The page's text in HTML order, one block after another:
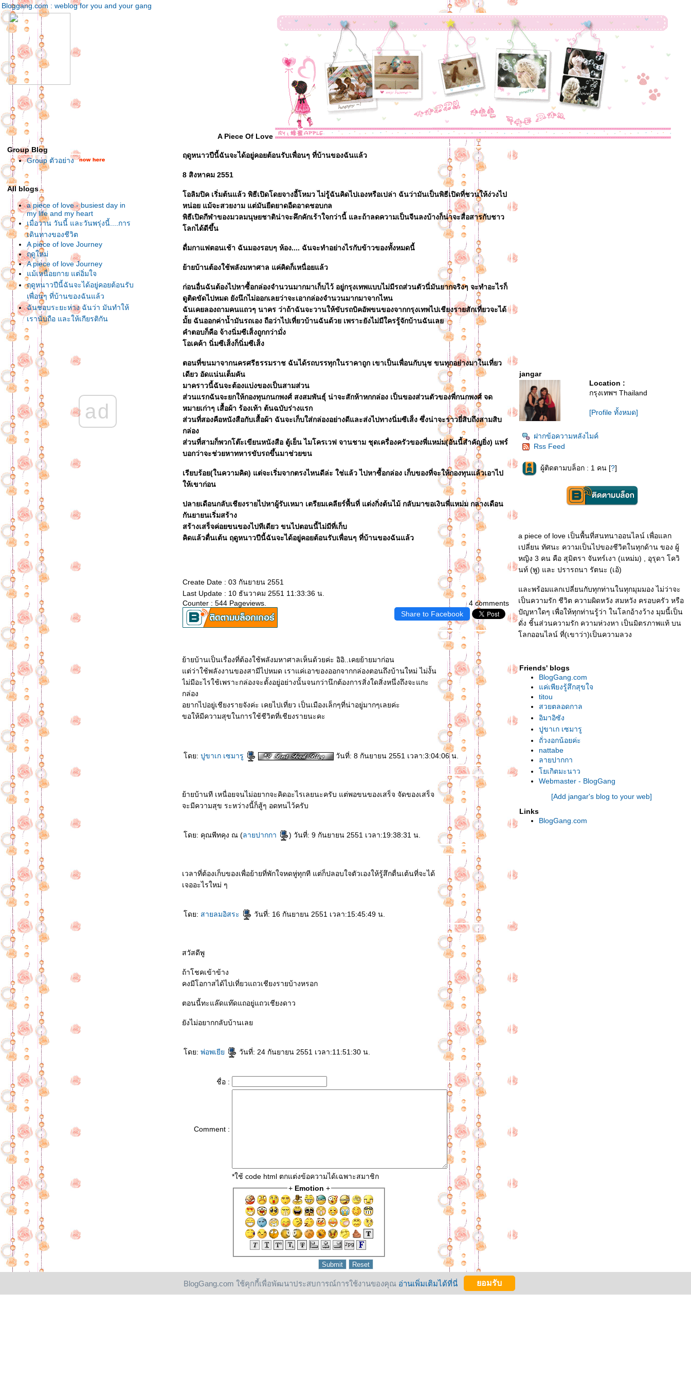
Bloggang.com : weblog for you and your gang
A Piece Of Love
Group Blog
Group ตัวอย่าง
All blogs
a piece of love - busiest day in
my life and my heart
เมื่อวาน วันนี้ และวันพรุ่งนี้....การ
เดินทางของชีวิต
A piece of love Journey
ฤดูใหม่
A piece of love Journey
ม้เหนื่อยกาย แต่อิ่มใจ
ฤดูหนาวปีนี้ฉันจะได้อยู่คอยต้อนรับ
เพื่อนๆ ที่บ้านของฉันแล้ว
ฉันชอบระยะห่าง ฉันว่า มันทำให้
เรานับถือ และให้เกียรติกัน
อยู่ที่เราต่างหาก ว่าจะเลือกรับสิ่ง
ไหน อย่างไร
สองเดือนที่ผ่านมา โลกของฉันไม่มี
ตัวหนังสือ
ล้วก็ถึงวันนี้ วันที่ฉันกลับรู้สึกว่า
ทุกสิ่งซึ่งฉันต้องการ อยู่ที่เชียงรา
บ้านของฉัน
วันแห่งความหลัง.....Chopper คัน
นั้น กับ ตัวฉันคนนี้
กะลอจิ๊ สายใยรักแผ่นดินใหญ่
มาประกวดบท (สนทนา) รัก
ออนไลน์กันเถอะ
คุณอยากรู้ไหม คนรักของคุณ เป็น
คนรักเก่าของใคร?
ลูกแม่ไหว พาไปชิม
บ้านสี่ขา
หัวใจหล่น ที่ท่าวุ้ง
ความรักของ Jewel
ผู้หญิงของใคร ผู้หญิงของจอมยุทธ์
เมื่อนักเขียนไทยพานักเขียนเทศไป
กินส้มตำ
ad
ฤดูหนาวปีนี้ฉันจะได้อยู่คอยต้อนรับเพื่อนๆ ที่บ้านของฉันแล้ว
8 สิงหาคม 2551
อลิมปิค เริ่มต้นแล้ว พิธีเปิดโดยจางอี้โหมว ไม่รู้ฉันคิดไปเองหรือเปล่า ฉันว่ามันเป็นพิธีเปิดที่ชวนให้ง่วงไป
หน่อย แม้จะสวยงาม แต่มันยืดยาดอืดอาดชอบกล
พิธีเปิดกีฬาของมวลมนุษยชาติน่าจะคึกคักเร้าใจกว่านี้ และถ้าลดความเป็นจีนลงบ้างก็น่าจะสื่อสารกับชาว
ลกได้ดีขึ้น
ดื่มกาแฟตอนเช้า ฉันมองรอบๆ ห้อง.... ฉันจะทำอย่างไรกับข้าวของทั้งหมดนี้
้ายบ้านต้องใช้พลังมหาศาล แค่คิดก็เหนื่อยแล้ว
ก่อนอื่นฉันต้องไปหาซื้อกล่องจำนวนมากมาเก็บไว้ อยู่กรุงเทพแบบไม่มีรถส่วนตัวนี่มันยากจริงๆ จะทำอะไรก็
ดูติดขัดไปหมด ยังนึกไม่ออกเลยว่าจะเอากล่องจำนวนมากมาจากไหน
ฉันเคยลองถามคนแถวๆ นาคร ว่าถ้าฉันจะวานให้ขับรถบิคอัพขนของจากกรุงเทพไปเชียงรายสักเที่ยวจะได้
มั้ย ฉันออกค่าน้ำมันรถเอง ถือว่าไปเที่ยวบ้านฉันด้วย เพราะยังไม่มีใครรู้จักบ้านฉันเล
คำตอบก็คือ จ้างนิ่มซีเส็งถูกกว่ามั่ง
อเคค้า นิ่มซีเส็งก็นิ่มซีเส็ง
ตอนที่ขนมาจากนครศรีธรรมราช ฉันได้รถบรรทุกในราคาถูก เขาเป็นเพื่อนกับนุช ขนทุกอย่างมาในเที่ยว
เดียว อัดแน่นเต็มคัน
มาคราวนี้ฉันจะต้องแบ่งของเป็นสามส่วน
ส่วนแรกฉันจะยกให้กองทุนกนกพงศ์ สงสมพันธุ์ น่าจะสักห้าหกกล่อง เป็นของส่วนตัวของพี่กนกพงศ์ จด
หมายเก่าๆ เสื้อผ้า ร้องเท้า ต้นฉบับร่างแรก
ส่วนที่สองคือหนังสือกับเสื้อผ้า ฉันจะเก็บใส่กล่องอย่างดีและส่งไปทางนิ่มซีเส็ง ซึ่งน่าจะราวยี่สิบถึงสามสิบ
กล่อง
ส่วนที่สามก็พวกโต๊ะเขียนหนังสือ ตู้เย็น ไมโครเวฟ จานชาม ชุดเครื่องครัวของพี่แหม่ม(อันนี้สำคัญยิ่ง) แพร์
บอกว่าจะช่วยหาทหารขับรถขึ้นมาช่วยขน
เรียบร้อย(ในความคิด) แต่จะเริ่มจากตรงไหนดีล่ะ ใช่แล้ว ไปหาซื้อกล่อง เก็บของที่จะให้กองทุนแล้วเอาไป
ห้เขาก่อน
ปลายเดือนกลับเชียงรายไปหาผู้รับเหมา เตรียมเคลียร์พื้นที่ แต่งกิ่งต้นไม้ กลับมาขอเงินพี่แหม่ม กลางเดือน
กันยายนเริ่มสร้าง
สร้างเสร็จค่อยขนของไปทีเดียว ขนไปตอนนี้ไม่มีที่เก็บ
คิดแล้วตื่นเต้น ฤดูหนาวปีนี้ฉันจะได้อยู่คอยต้อนรับเพื่อนๆ ที่บ้านของฉันแล้ว
Create Date : 03 กันยายน 2551
Last Update : 10 ธันวาคม 2551 11:33:36 น.
4 comments
Counter : 544 Pageviews.
Share to Facebook
้ายบ้านเป็นเรื่องที่ต้องใช้พลังมหาศาลเห็นด้วยค่ะ อิอิ..เคยย้ายมาก่อน
ต่ว่าใช้พลังงานของสามีไปหมด เราแค่เอาของออกจากกล่องตอนถึงบ้านใหม่ ไม่งั้น
ไม่มีอะไรใช้เพราะกล่องจะตั้งอยู่อย่างนั้นจนกว่านึกต้องการสิ่งใดสิ่งหนึ่งถึงจะแกะ
กล่อง
อยากไปอยู่เชียงรายจังค่ะ เคยไปเที่ยว เป็นเมืองเล็กๆที่น่าอยู่มากๆเลยค่ะ
ขอให้มีความสุขในการใช้ชีวิตที่เชียงรายนะคะ
ดย: ปูขาเก เซมารู วันที่: 8 กันยายน 2551 เวลา:3:04:06 น.
้ายบ้านที เหนื่อยจนไม่อยากจะคิดอะไรเลยนะครับ แต่พอขนของเสร็จ จัดของเสร็จ
จะมีความสุข ระหว่างนี้ก็สู้ๆ อดทนไว้ครับ
ดย: คุณพีทคุง ณ (ลายปากกา ) วันที่: 9 กันยายน 2551 เวลา:19:38:31 น.
เวลาที่ต้องเก็บของเพื่อย้ายที่พักใจหดหู่ทุกที แต่ก็ปลอบใจตัวเองให้รู้สึกตื่นเต้นที่จะได้
เจออะไรใหม่ ๆ
ดย: สายลมอิสระ วันที่: 16 กันยายน 2551 เวลา:15:45:49 น.
สวัสดีพู
ถ้าโชคเข้าข้าง
คงมีโอกาสได้ไปเที่ยวแถวเชียงรายบ้างหรอก
ตอนนี้ทะแล๊ดแท๊ดแถอยู่แถวเชียงดาว
ังไม่อยากกลับบ้านเล
ดย: พ่อพเยี วันที่: 24 กันยายน 2551 เวลา:11:51:30 น.
ชื่อ :
Comment :
*ใช้ code html ตกแต่งข้อความได้เฉพาะสมาชิก
+ Emotion +
jangar
Location :
กรุงเทพฯ Thailand
[Profile ทั้งหมด]
ฝากข้อความหลังไมค์
Rss Feed
ผู้ติดตามบล็อก : 1 คน [?]
a piece of love เป็นพื้นที่สนทนาออนไลน์ เพื่อแลก
เปลี่ยน ทัศนะ ความเป็นไปของชีวิตในทุกด้าน ของ ผู้
หญิง 3 คน คือ สุมิตรา จันทร์เงา (แหม่ม) , อุรุดา โควิ
นท์ (พู) และ ปรารถนา รัตนะ (เอ้)
ละพร้อมแลกเปลี่ยนกับทุกท่านในทุกมุมมอง ไม่ว่าจะ
เป็นความรัก ชีวิต ความผิดหวัง สมหวัง ครอบครัว หรือ
ปัญหาใดๆ เพื่อให้ทุกท่านรู้ว่า ในโลกอ้างว้าง มุมนี้เป็น
ดั่ง ชิ้นส่วนความรัก ความห่วงหา เป็นมิตรภาพแท้ บน
ลกออนไลน์ ที่(เขาว่า)เป็นความลวง
Friends' blogs
BlogGang.com
ค่เพียงรู้สึกสุขใจ
titou
สวยตลอดกาล
อิมาอิซัง
ปูขาเก เซมารู
ถั่วงอกน้อยค่ะ
nattabe
ลายปากกา
เกิตมะนาว
Webmaster - BlogGang
[Add jangar's blog to your web]
Links
BlogGang.com
BlogGang.com ใช้คุกกี้เพื่อพัฒนาประสบการณ์การใช้งานของคุณ อ่านเพิ่มเติมได้ที่นี่